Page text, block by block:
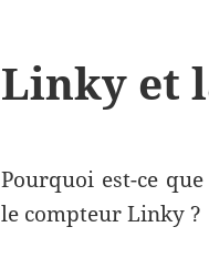
Linky et
Pourquoi est-ce
le compteur Linky ?